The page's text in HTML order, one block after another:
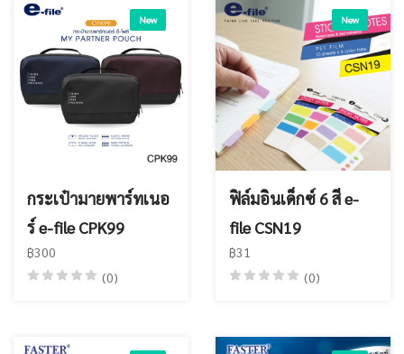
New
กระเป๋ามายพาร์ทเนอ
ร์ e-file CPK99
฿300
(0)
New
ฟิล์มอินเด็กซ์ 6 สี e-
file CSN19
฿31
(0)